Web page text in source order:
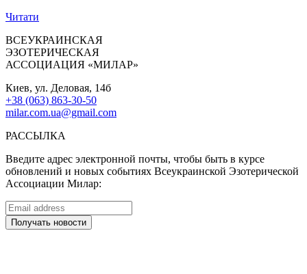
Читати
ВСЕУКРАИНСКАЯ
ЭЗОТЕРИЧЕСКАЯ
АССОЦИАЦИЯ «МИЛАР»
Киев, ул. Деловая, 14б
+38 (063) 863-30-50
milar.com.ua@gmail.com
РАССЫЛКА
Введите адрес электронной почты, чтобы быть в курсе
обновлений и новых событиях Всеукраинской Эзотерической
Ассоциации Милар: